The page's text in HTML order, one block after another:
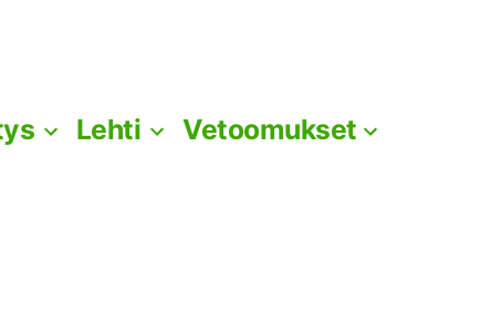
Lehti Vetoomukset